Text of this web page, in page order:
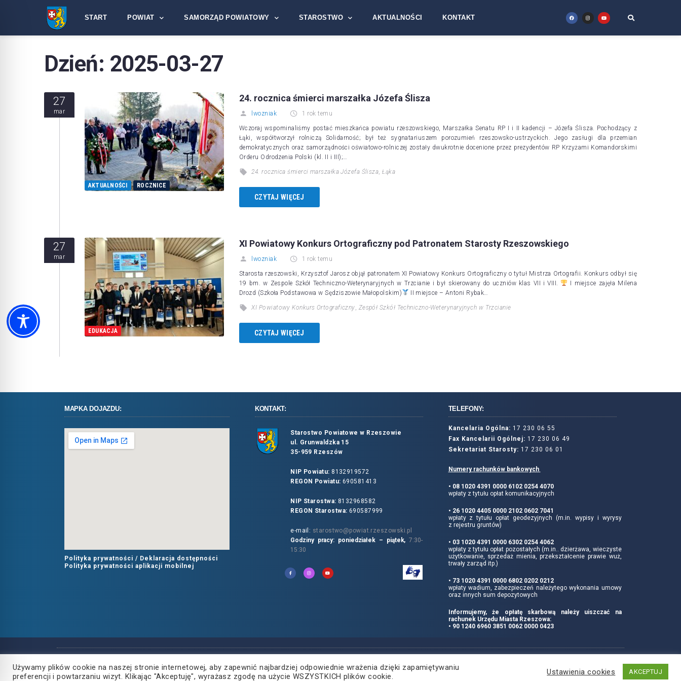
START POWIAT SAMORZĄD POWIATOWY STAROSTWO AKTUALNOŚCI KONTAKT
Dzień: 2025-03-27
27
mar
AKTUALNOŚCI ROCZNICE
24. rocznica śmierci marszałka Józefa Ślisza
lwozniak 1 rok temu
Wczoraj wspominaliśmy postać mieszkańca powiatu rzeszowskiego, Marszałka Senatu RP I i II kadencji – Józefa Ślisza. Pochodzący z
Łąki, współtworzył rolniczą Solidarność; był też sygnatariuszem porozumień rzeszowsko-ustrzyckich. Jego zasługi dla przemian
demokratycznych oraz samorządności oświatowo-rolniczej zostały dwukrotnie docenione przez prezydentów RP Krzyżami Komandorskimi
Orderu Odrodzenia Polski (kl. II i III);…
24. rocznica śmierci marszałka Józefa Ślisza,Łąka
CZYTAJ WIĘCEJ
27
mar
EDUKACJA
XI Powiatowy Konkurs Ortograficzny pod Patronatem Starosty Rzeszowskiego
lwozniak 1 rok temu
Starosta rzeszowski, Krzysztof Jarosz objął patronatem XI Powiatowy Konkurs Ortograficzny o tytuł Mistrza Ortografii. Konkurs odbył się
19 bm. w Zespole Szkół Techniczno-Weterynaryjnych w Trzcianie i był skierowany do uczniów klas VII i VIII.
I miejsce zajęła Milena
Drozd (Szkoła Podstawowa w Sędziszowie Małopolskim)
II miejsce – Antoni Rybak…
XI Powiatowy Konkurs Ortograficzny, Zespół Szkół Techniczno-Weterynaryjnych w Trzcianie
CZYTAJ WIĘCEJ
MAPKA DOJAZDU:
Polityka prywatności / Deklaracja dostępności
Polityka prywatności aplikacji mobilnej
KONTAKT:
Starostwo Powiatowe w Rzeszowie
ul. Grunwaldzka 15
35-959 Rzeszów
NIP Powiatu: 8132919572
REGON Powiatu: 690581413
NIP Starostwa: 8132968582
REGON Starostwa: 690587999
e-mail: starostwo@powiat.rzeszowski.pl
Godziny pracy: poniedziałek – piątek,7:30-
15:30
TELEFONY:
Kancelaria Ogólna: 17 230 06 55
Fax Kancelarii Ogólnej: 17 230 06 49
Sekretariat Starosty: 17 230 06 01
Numery rachunków bankowych
• 08 1020 4391 0000 6102 0254 4070
wpłaty z tytułu opłat komunikacyjnych
• 26 1020 4405 0000 2102 0602 7041
wpłaty z tytułu opłat geodezyjnych (m.in. wypisy i wyrysy
z rejestru gruntów)
• 03 1020 4391 0000 6302 0254 4062
wpłaty z tytułu opłat pozostałych (m.in.. dzierżawa, wieczyste
użytkowanie, sprzedaż mienia, przekształcenie prawie wuż,
trwały zarząd itp.)
• 73 1020 4391 0000 6802 0202 0212
wpłaty wadium, zabezpieczeń należytego wykonania umowy
oraz innych sum depozytowych
Informujemy, że opłatę skarbową należy uiszczać na
rachunek Urzędu Miasta Rzeszowa:
• 90 1240 6960 3851 0062 0000 0423
Copyright2021©
Powiat Rzeszowski
ZETO-RZESZÓW Sp. z o.o.
Używamy plików cookie na naszej stronie internetowej, aby zapewnić najbardziej odpowiednie wrażenia dzięki zapamiętywaniu
preferencji i powtarzaniu wizyt. Klikając "Akceptuję", wyrażasz zgodę na użycie WSZYSTKICH plików cookie.
Ustawienia cookies AKCEPTUJ